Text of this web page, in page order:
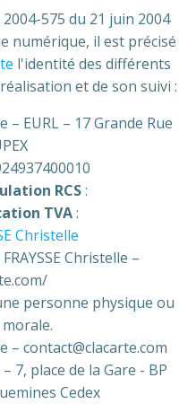
575 du 21 juin 2004
numérique, il est précisé
l'identité des différents
et de son suivi :
– EURL – 17 Grande Rue
RCS:
TVA:
Christelle
FRAYSSE Christelle –
personne physique ou
– contact@clacarte.com
7, place de la Gare - BP
Cedex